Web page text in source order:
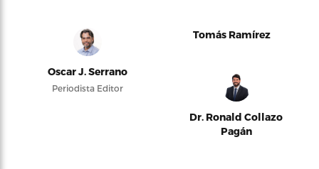
Oscar J. Serrano
Periodista Editor
Tomás Ramírez
Dr. Ronald Collazo
Pagán